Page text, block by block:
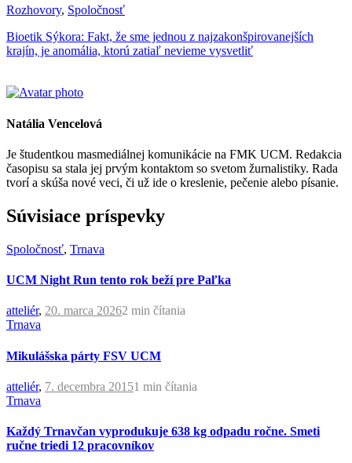
Rozhovory, Spoločnosť
Bioetik Sýkora: Fakt, že sme jednou z najzakonšpirovanejších
krajín, je anomália, ktorú zatiaľ nevieme vysvetliť
Natália Vencelová
Je študentkou masmediálnej komunikácie na FMK UCM. Redakcia
časopisu sa stala jej prvým kontaktom so svetom žurnalistiky. Rada
tvorí a skúša nové veci, či už ide o kreslenie, pečenie alebo písanie.
Súvisiace príspevky
Spoločnosť, Trnava
UCM Night Run tento rok beží pre Paľka
atteliér, 20. marca 20262 min čítania
Trnava
Mikulášska párty FSV UCM
atteliér, 7. decembra 20151 min čítania
Trnava
Každý Trnavčan vyprodukuje 638 kg odpadu ročne. Smeti
ručne triedi 12 pracovníkov